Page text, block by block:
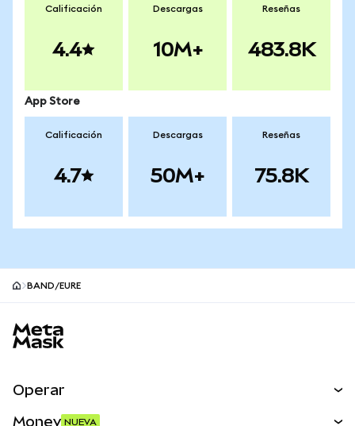
Calificación
4.4
Descargas
10M+
Reseñas
483.8K
App Store
Calificación
4.7
Descargas
50M+
Reseñas
75.8K
BAND/EURE
Operar
Money NUEVA